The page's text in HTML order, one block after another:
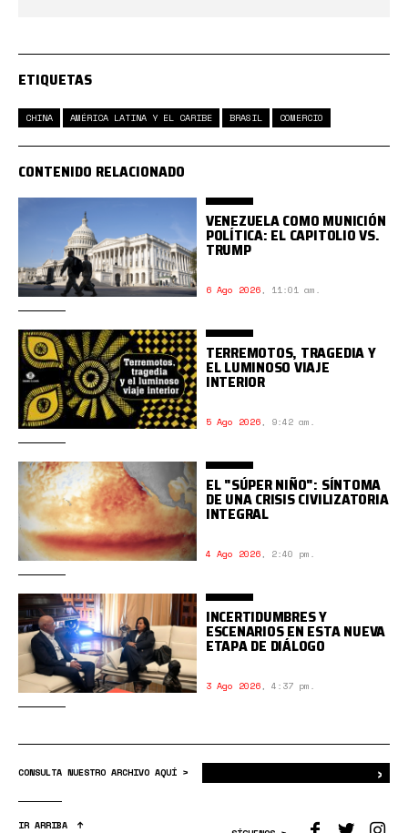
ETIQUETAS
CHINA AMÉRICA LATINA Y EL CARIBE BRASIL COMERCIO
CONTENIDO RELACIONADO
VENEZUELA COMO MUNICIÓN
POLÍTICA: EL CAPITOLIO VS.
TRUMP
6 Ago 2026, 11:01 am.
TERREMOTOS, TRAGEDIA Y
EL LUMINOSO VIAJE
INTERIOR
5 Ago 2026, 9:42 am.
EL "SÚPER NIÑO": SÍNTOMA
DE UNA CRISIS CIVILIZATORIA
INTEGRAL
4 Ago 2026, 2:40 pm.
INCERTIDUMBRES Y
ESCENARIOS EN ESTA NUEVA
ETAPA DE DIÁLOGO
3 Ago 2026, 4:37 pm.
CONSULTA NUESTRO ARCHIVO AQUÍ > ›
IR ARRIBA